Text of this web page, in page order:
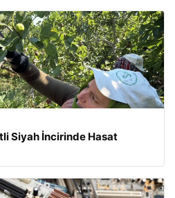
Siyah İncirinde Hasat